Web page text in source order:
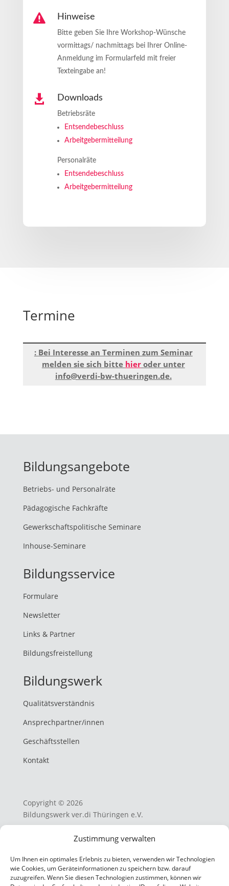
Zustimmung verwalten
Um Ihnen ein optimales Erlebnis zu bieten, verwenden wir Technologien
wie Cookies, um Geräteinformationen zu speichern bzw. darauf
zuzugreifen. Wenn Sie diesen Technologien zustimmen, können wir
 Hinweise
Bitte geben Sie Ihre Workshop-Wünsche
vormittags/ nachmittags bei Ihrer Online-
Anmeldung im Formularfeld mit freier
Texteingabe an!
 Downloads
Betriebsräte
Entsendebeschluss
Arbeitgebermitteilung
Personalräte
Entsendebeschluss
Arbeitgebermitteilung
Termine
Bei Interesse an Terminen zum Seminar
melden sie sich bitte hieroder unter
info@verdi-bw-thueringen.de.
Bildungsangebote
Betriebs- und Personalräte
Pädagogische Fachkräfte
Gewerkschaftspolitische Seminare
Inhouse-Seminare
Bildungsservice
Formulare
Newsletter
Links & Partner
Bildungsfreistellung
Bildungswerk
Qualitätsverständnis
Ansprechpartner/innen
Geschäftsstellen
Kontakt
Copyright © 2026
Bildungswerk ver.di Thüringen e.V.
Datenschutzerklärung
Cookie-Richtlinien